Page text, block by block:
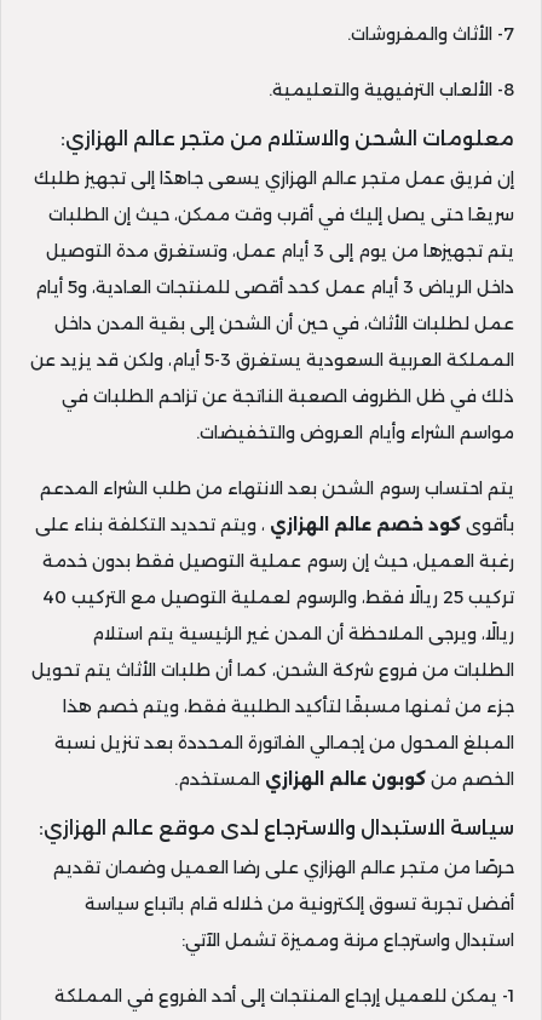
7- الأثاث والمفروشات.
8- الألعاب الترفيهية والتعليمية.
معلومات الشحن والاستلام من متجر عالم الهزازي:
إن فريق عمل متجر عالم الهزازي يسعى جاهدًا إلى تجهيز طلبك
سريعًا حتى يصل إليك في أقرب وقت ممكن، حيث إن الطلبات
يتم تجهيزها من يوم إلى 3 أيام عمل، وتستغرق مدة التوصيل
داخل الرياض 3 أيام عمل كحد أقصى للمنتجات العادية، و5 أيام
عمل لطلبات الأثاث، في حين أن الشحن إلى بقية المدن داخل
المملكة العربية السعودية يستغرق 3-5 أيام، ولكن قد يزيد عن
ذلك في ظل الظروف الصعبة الناتجة عن تزاحم الطلبات في
مواسم الشراء وأيام العروض والتخفيضات.
يتم احتساب رسوم الشحن بعد الانتهاء من طلب الشراء المدعم
بأقوى كود خصم عالم الهزازي ، ويتم تحديد التكلفة بناء على
رغبة العميل، حيث إن رسوم عملية التوصيل فقط بدون خدمة
تركيب 25 ريالًا فقط، والرسوم لعملية التوصيل مع التركيب 40
ريالًا، ويرجى الملاحظة أن المدن غير الرئيسية يتم استلام
الطلبات من فروع شركة الشحن، كما أن طلبات الأثاث يتم تحويل
جزء من ثمنها مسبقًا لتأكيد الطلبية فقط، ويتم خصم هذا
المبلغ المحول من إجمالي الفاتورة المحددة بعد تنزيل نسبة
الخصم من كوبون عالم الهزازي المستخدم.
سياسة الاستبدال والاسترجاع لدى موقع عالم الهزازي:
حرصًا من متجر عالم الهزازي على رضا العميل وضمان تقديم
أفضل تجربة تسوق إلكترونية من خلاله قام باتباع سياسة
استبدال واسترجاع مرنة ومميزة تشمل الآتي:
1- يمكن للعميل إرجاع المنتجات إلى أحد الفروع في المملكة